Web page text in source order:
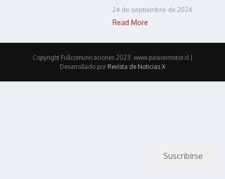
24 de septiembre de 2024
Read More
Copyright Fullcomunicaciones 2023. www.pasionmotor.cl |
Desarrollado por Revista de Noticias X
Suscribirse